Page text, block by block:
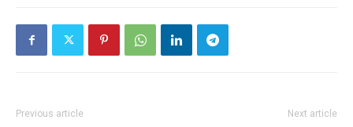
Previous article Next article